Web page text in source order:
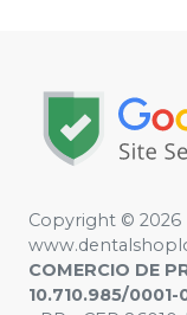
Copyright © 2026
COMERCIO DE
10.710.985/0001-